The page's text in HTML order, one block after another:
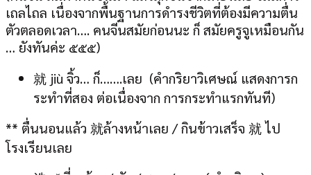
เถลไถล เนื่องจากพื้นฐานการดำรงชีวิตที่ต้องมีความตื่น
ตัวตลอดเวลา…. คนจีนสมัยก่อนนะ ก็ สมัยครูจูเหมือนกัน
… ยังทันค่ะ ๕๕๕)
就 jiù จิ้ว… ก็…….เลย (คำกริยาวิเศษณ์ แสดงการก
ระทำที่สอง ต่อเนื่องจาก การกระทำแรกทันที)
** ตื่นนอนแล้ว 就ล้างหน้าเลย / กินข้าวเสร็จ 就 ไป
โรงเรียนเลย